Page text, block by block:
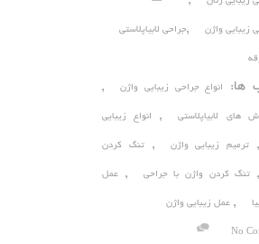
زیبایی واژن ,جراحی لابیاپلاستی
ها: انواع جراحی زیبایی واژن ,
های لابیاپلاستی , انواع زیبایی
, ترمیم زیبایی واژن ,تنگ کردن
, تنگ کردن واژن با جراحی , عمل
, عمل زیبایی واژن
No